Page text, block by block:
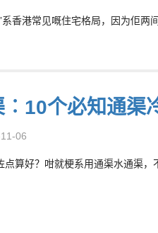
系香港常见嘅住宅格局，因为佢
︰10个必知通渠
06
点算好？咁就梗系用通渠水通渠